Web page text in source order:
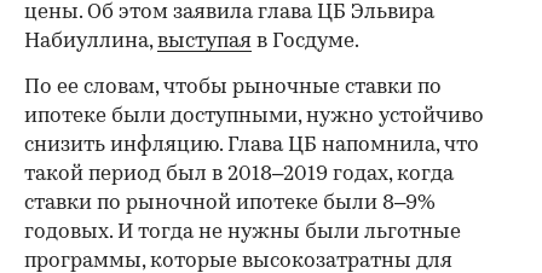
цены. Об этом заявила глава ЦБ Эльвира
Набиуллина,выступая в Госдуме.
По ее словам, чтобы рыночные ставки по
ипотеке были доступными, нужно устойчиво
снизить инфляцию. Глава ЦБ напомнила, что
такой период был в 2018–2019 годах, когда
ставки по рыночной ипотеке были 8–9%
годовых. И тогда не нужны были льготные
программы, которые высокозатратны для